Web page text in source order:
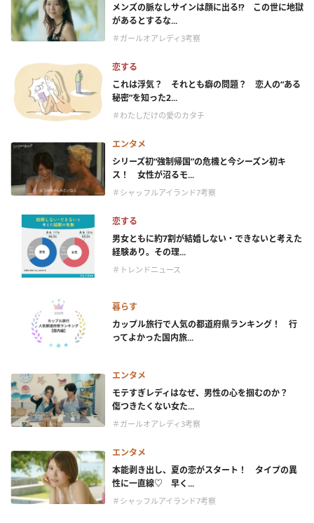
メンズの脈なしサインは顔に出る!? この世に地獄
があるとするな...
＃ガールオアレディ3考察
恋する
これは浮気？ それとも癖の問題？ 恋人の“ある
秘密”を知った2...
＃わたしだけの愛のカタチ
エンタメ
シリーズ初“強制帰国”の危機と今シーズン初キ
ス！ 女性が沼るモ...
＃シャッフルアイランド7考察
恋する
男女ともに約7割が結婚しない・できないと考えた
経験あり。その理...
＃トレンドニュース
暮らす
カップル旅行で人気の都道府県ランキング！ 行
ってよかった国内旅...
エンタメ
モテすぎレディはなぜ、男性の心を掴むのか？
傷つきたくない女た...
＃ガールオアレディ3考察
エンタメ
本能剥き出し、夏の恋がスタート！ タイプの異
性に一直線♡ 早く...
＃シャッフルアイランド7考察